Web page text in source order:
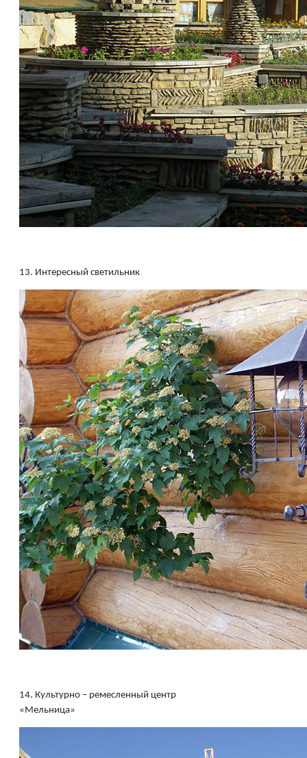
13. Интересный светильник
14. Культурно – ремесленный центр
«Мельница»